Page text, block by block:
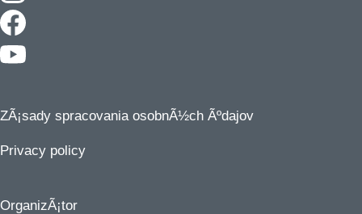
ZÃ¡sady spracovania osobnÃ½ch Ãºdajov
Privacy policy
OrganizÃ¡tor